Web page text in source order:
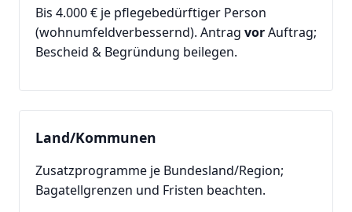
Bis 4.000 € je pflegebedürftiger Person
(wohnumfeldverbessernd). Antrag vorAuftrag;
Bescheid & Begründung beilegen.
Land/Kommunen
Zusatzprogramme je Bundesland/Region;
Bagatellgrenzen und Fristen beachten.